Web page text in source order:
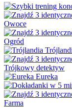
Owoce
Ogród
Trójkowy detektyw
Eureka
Farma